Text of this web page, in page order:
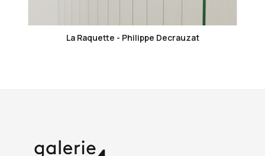
La Raquette - Philippe Decrauzat